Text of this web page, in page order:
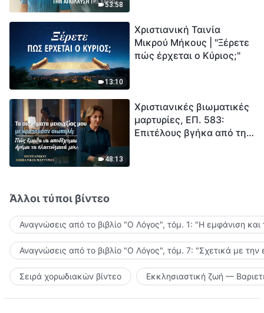
53:58
13:10
Χριστιανική Ταινία
Μικρού Μήκους | "Ξέρετε
πώς έρχεται ο Κύριος;"
48:13
Χριστιανικές βιωματικές
μαρτυρίες, ΕΠ. 583:
Επιτέλους βγήκα από τη
Άλλοι τύποι βίντεο
Αναγνώσεις από το βιβλίο "Ο Λόγος", τόμ. 1: "Η εμφάνιση
Αναγνώσεις από το βιβλίο "Ο Λόγος", τόμ. 7: "Σχετικά με την
Σειρά χορωδιακών βίντεο Εκκλησιαστική ζωή —